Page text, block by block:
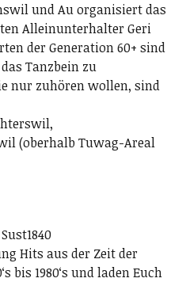
und Au organisiert das
Alleinunterhalter Geri
der Generation 60+ sind
Tanzbein zu
nur zuhören wollen, sind
(oberhalb Tuwag-Areal
Hits aus der Zeit der
bis 1980ʻs und laden Euch